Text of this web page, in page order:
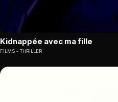
Kidnappée avec ma fille
FILMS THRILLER